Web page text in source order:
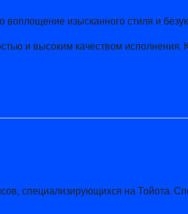
воплощение изысканного стиля и
и высоким качеством
специализирующихся на Тойота.